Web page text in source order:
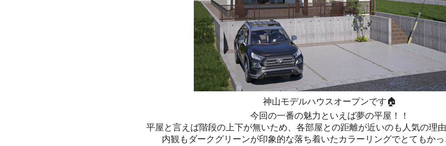
神山モデルハウスオープンです🏠
今回の一番の魅力といえば夢の平屋！！
平屋と言えば階段の上下が無いため、各部屋との距離が近いのも人気の理
内観もダークグリーンが印象的な落ち着いたカラーリングでとてもかっ